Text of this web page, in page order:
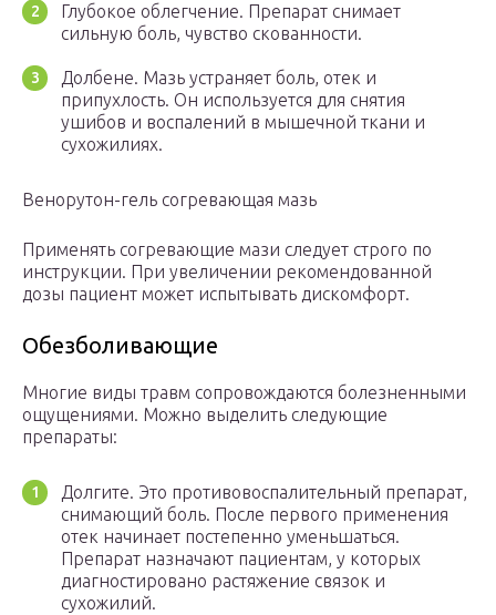
Глубокое облегчение. Препарат снимает
сильную боль, чувство скованности.
Долбене. Мазь устраняет боль, отек и
припухлость. Он используется для снятия
ушибов и воспалений в мышечной ткани и
сухожилиях.
Венорутон-гель согревающая мазь
Применять согревающие мази следует строго по
инструкции. При увеличении рекомендованной
дозы пациент может испытывать дискомфорт.
Обезболивающие
Многие виды травм сопровождаются болезненными
ощущениями. Можно выделить следующие
препараты:
Долгите. Это противовоспалительный препарат,
снимающий боль. После первого применения
отек начинает постепенно уменьшаться.
Препарат назначают пациентам, у которых
диагностировано растяжение связок и
сухожилий.